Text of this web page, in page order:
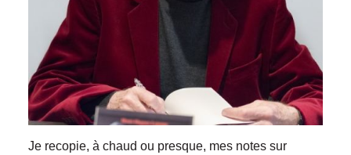
Je recopie, à chaud ou presque, mes notes sur